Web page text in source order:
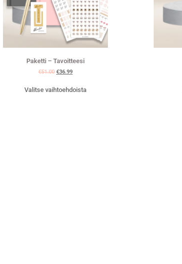
Paketti – Tavoitteesi
€51.00 €36.99
Valitse vaihtoehdoista